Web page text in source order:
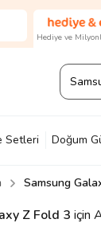
Hediye ve
Setleri Doğum
& Çanta
Samsung
Z Fold 3 için